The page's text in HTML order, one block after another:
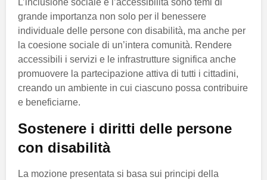
L’inclusione sociale e l’accessibilità sono temi di
grande importanza non solo per il benessere
individuale delle persone con disabilità, ma anche per
la coesione sociale di un’intera comunità. Rendere
accessibili i servizi e le infrastrutture significa anche
promuovere la partecipazione attiva di tutti i cittadini,
creando un ambiente in cui ciascuno possa contribuire
e beneficiarne.
Sostenere i diritti delle persone
con disabilità
La mozione presentata si basa sui principi della